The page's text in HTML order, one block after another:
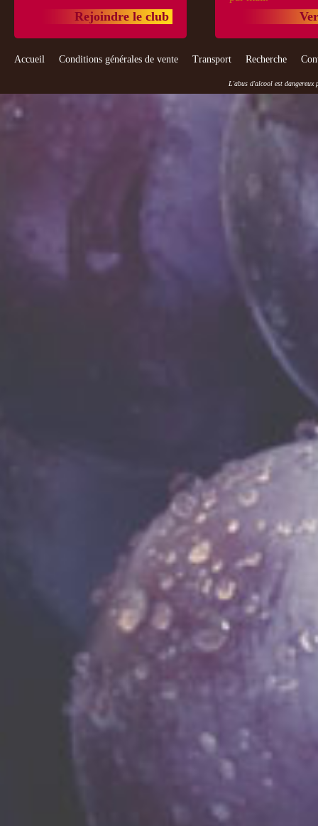
Rejoindre le club
Accueil Conditions générales de vente Transport Recherche
L'abus d'alcool est dangereux